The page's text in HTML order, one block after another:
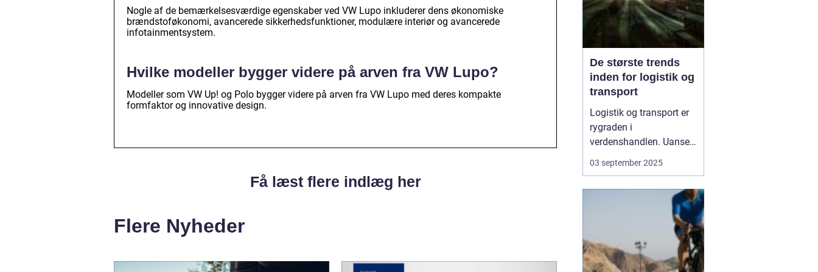
Nogle af de bemærkelsesværdige egenskaber ved VW Lupo inkluderer dens økonomiske
brændstoføkonomi, avancerede sikkerhedsfunktioner, modulære interiør og avancerede
infotainmentsystem.
Hvilke modeller bygger videre på arven fra VW Lupo?
Modeller som VW Up! og Polo bygger videre på arven fra VW Lupo med deres kompakte
formfaktor og innovative design.
Få læst flere indlæg her
Flere Nyheder
De største trends
inden for logistik og
transport
Logistik og transport er
rygraden i
verdenshandlen. Uanset
om vi taler dagligvarer til
supermarkedet,
transporten fungerer
effektivt. I de senere &a...
03 september 2025